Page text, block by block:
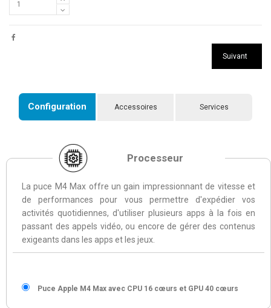
Suivant
Configuration Accessoires Services
Processeur
La puce M4 Max offre un gain impressionnant de vitesse et
de performances pour vous permettre d'expédier vos
activités quotidiennes, d'utiliser plusieurs apps à la fois en
passant des appels vidéo, ou encore de gérer des contenus
exigeants dans les apps et les jeux.
Puce Apple M4 Max avec CPU 16 cœurs et GPU 40 cœurs